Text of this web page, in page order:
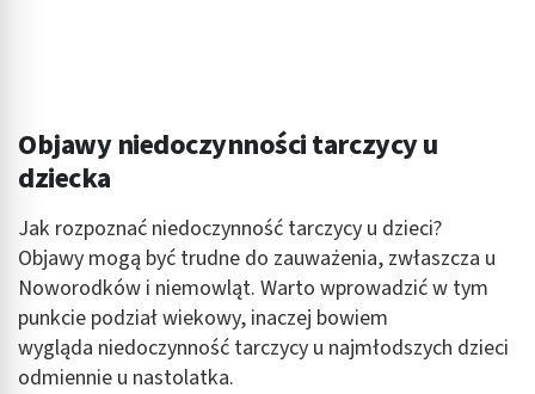
Objawy niedoczynności tarczycy u
dziecka
Jak rozpoznać niedoczynność tarczycy u dzieci?
Objawy mogą być trudne do zauważenia, zwłaszcza u
Noworodków i niemowląt. Warto wprowadzić w tym
punkcie podział wiekowy, inaczej bowiem
wygląda niedoczynność tarczycy u najmłodszych dzieci
odmiennie u nastolatka.